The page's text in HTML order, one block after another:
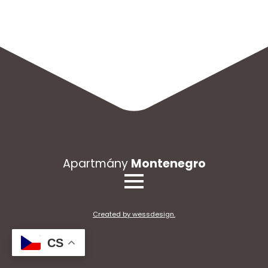
Apartmány Montenegro
Created by wessdesign.
CS